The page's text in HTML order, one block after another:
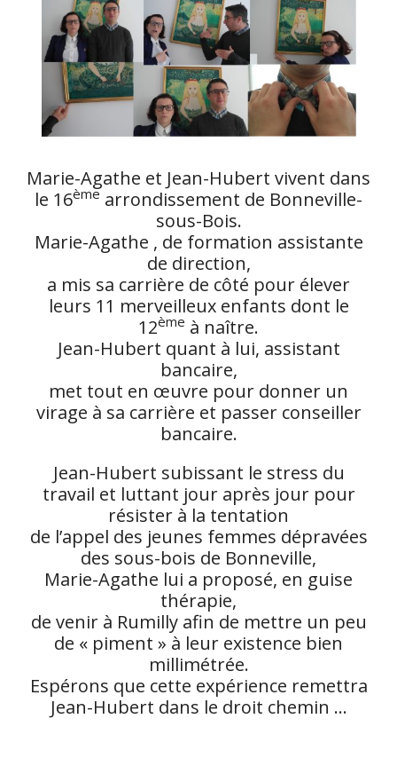
Marie-Agathe et Jean-Hubert vivent dans
le 16ème arrondissement de Bonneville-
sous-Bois.
Marie-Agathe , de formation assistante
de direction,
a mis sa carrière de côté pour élever
leurs 11 merveilleux enfants dont le
12ème à naître.
Jean-Hubert quant à lui, assistant
bancaire,
met tout en œuvre pour donner un
virage à sa carrière et passer conseiller
bancaire.
Jean-Hubert subissant le stress du
travail et luttant jour après jour pour
résister à la tentation
de l’appel des jeunes femmes dépravées
des sous-bois de Bonneville,
Marie-Agathe lui a proposé, en guise
thérapie,
de venir à Rumilly afin de mettre un peu
de « piment » à leur existence bien
millimétrée.
Espérons que cette expérience remettra
Jean-Hubert dans le droit chemin …